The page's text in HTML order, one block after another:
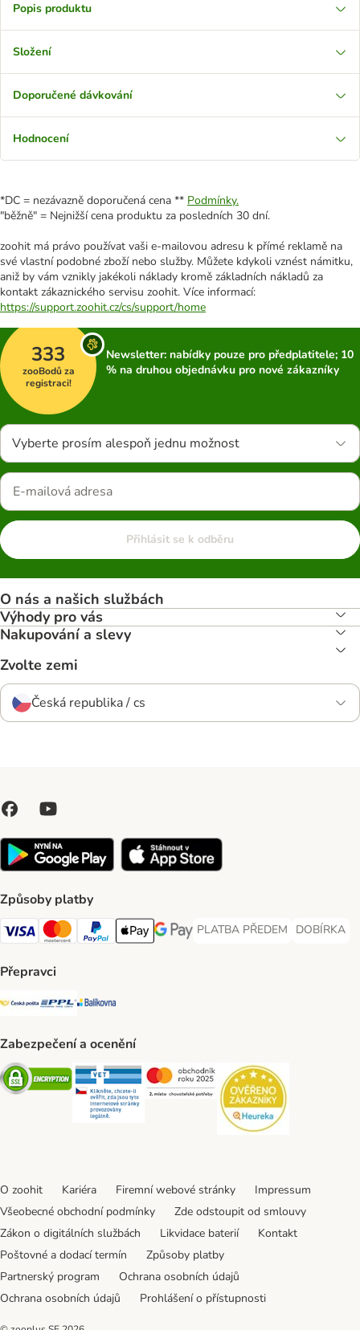
Popis produktu
Složení
Doporučené dávkování
Hodnocení
*DC = nezávazně doporučená cena ** Podmínky.
"běžně" = Nejnižší cena produktu za posledních 30 dní.
zoohit má právo používat vaši e-mailovou adresu k přímé reklamě na
své vlastní podobné zboží nebo služby. Můžete kdykoli vznést námitku,
aniž by vám vznikly jakékoli náklady kromě základních nákladů za
kontakt zákaznického servisu zoohit. Více informací:
https://support.zoohit.cz/cs/support/home
333
zooBodů za
registraci!
Newsletter: nabídky pouze pro předplatitele; 10
% na druhou objednávku pro nové zákazníky
Vyberte prosím alespoň jednu možnost
Přihlásit se k odběru
O nás a našich službách
Výhody pro vás
Nakupování a slevy
Zvolte zemi
Česká republika / cs
Způsoby platby
Visa Payment Method
Mastercard Payment Method
PayPal Payment Method
Apple pay Payment Method
GooglePay Payment Method
PLATBA PŘEDEM
PLATBA PŘEDEM Payment
DOBÍRKA
DOBÍRKA
Přepravci
Česká pošta Shipping Method
PPL Shipping Method
Balíkovna Shipping Method
Zabezpečení a ocenění
Security Security Security
O zoohit Kariéra Firemní webové stránky
Impressum
Všeobecné obchodní podmínky
Zde odstoupit od smlouvy
Zákon o digitálních službách
Likvidace baterií
Kontakt
Poštovné a dodací termín
Způsoby platby
Partnerský program
Ochrana osobních údajů
Ochrana osobních údajů
Prohlášení o přístupnosti